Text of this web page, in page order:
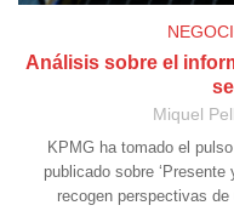
Análisis sobre el
Miquel
KPMG ha tomado el
publicado sobre
recogen perspectivas